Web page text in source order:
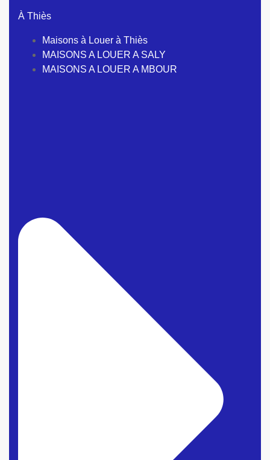
À Thiès
Maisons à Louer à Thiès
MAISONS A LOUER A SALY
MAISONS A LOUER A MBOUR